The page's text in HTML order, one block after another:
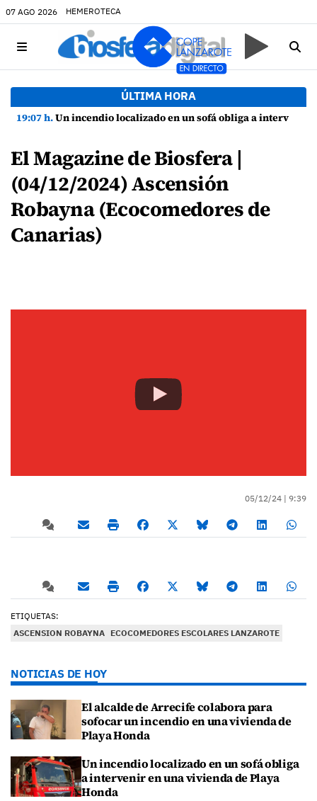
07 AGO 2026 HEMEROTECA
ÚLTIMA HORA
19:07 h.Un incendio localizado en un sofá obliga a intervenir en una vivienda de Playa Honda
El Magazine de Biosfera |
(04/12/2024) Ascensión
Robayna (Ecocomedores de
Canarias)
05/12/24 | 9:39
ETIQUETAS:
ASCENSION ROBAYNA ECOCOMEDORES ESCOLARES LANZAROTE
NOTICIAS DE HOY
El alcalde de Arrecife colabora para
sofocar un incendio en una vivienda de
Playa Honda
Un incendio localizado en un sofá obliga
a intervenir en una vivienda de Playa
Honda